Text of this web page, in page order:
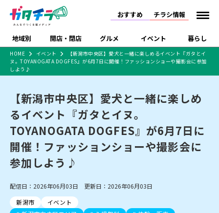
おすすめ チラシ情報
地域別 開店・閉店 グルメ イベント 暮らし
中越 上越
佐渡
新潟市中央区 新潟市東区 新潟市西区
新潟市北区
リニューアル・移転 休業 開店まとめ
閉店まとめ
新潟市・開店
新潟市・閉店
長岡市・開店
ラーメン・開店
和食 洋食
スイーツ
ご当地グルメ 食べ歩き テイクアウト
季節・期間限定
趣味・展示会 ライブ・コンサート
スポーツ
セミナー・講演会 子ども向け 花火大会
入場無料
店
食品メーカー・県産
品
習い事・塾 アパレル・雑貨
観光スポット
温泉・入浴 ホテル
リラクゼーション・整体
病院・クリニック
イオンモール
ラブラ万代・ラブラ2
特集・まとめ記事
セツコママ ランキング 新潟人
キャンペーン
開店まとめ
閉店まとめ
食品スーパー・コンビ
戸建住宅・マンショ
ショッピングモール・
大型施設
ドラッグストア・ホーム
ファッション 生活サービス
インテリア・雑貨
外食・テイクアウト
新車・中古車・カー用品
HOME イベント
【新潟市中央区】愛犬と一緒に楽しめるイベント『ガタとイ
ヌ。TOYANOGATA DOGFES』が6月7日に開催！ファッションショーや撮影会に参加
しよう♪
【新潟市中央区】愛犬と一緒に楽しめ
るイベント『ガタとイヌ。
TOYANOGATA DOGFES』が6月7日に
開催！ファッションショーや撮影会に
参加しよう♪
配信日：2026年06月03日 更新日：2026年06月03日
新潟市
イベント